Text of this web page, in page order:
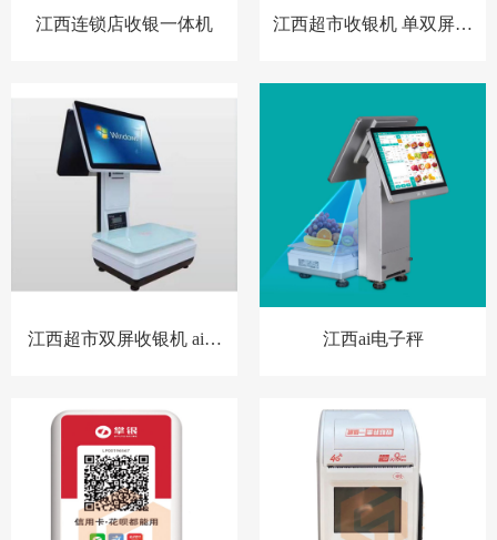
江西连锁店收银一体机
江西超市收银机 单双屏幕
江西超市双屏收银机 ai电
江西ai电子秤